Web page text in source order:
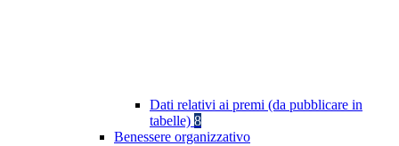
Dati relativi ai premi (da pubblicare in
tabelle) 8
Benessere organizzativo